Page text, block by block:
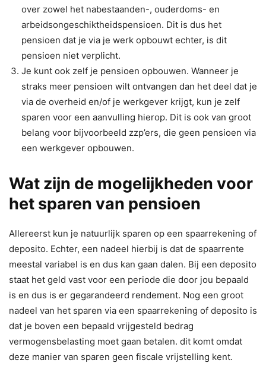
over zowel het nabestaanden-, ouderdoms- en
arbeidsongeschiktheidspensioen. Dit is dus het
pensioen dat je via je werk opbouwt echter, is dit
pensioen niet verplicht.
Je kunt ook zelf je pensioen opbouwen. Wanneer je
straks meer pensioen wilt ontvangen dan het deel dat je
via de overheid en/of je werkgever krijgt, kun je zelf
sparen voor een aanvulling hierop. Dit is ook van groot
belang voor bijvoorbeeld zzp’ers, die geen pensioen via
een werkgever opbouwen.
Wat zijn de mogelijkheden voor
het sparen van pensioen
Allereerst kun je natuurlijk sparen op een spaarrekening of
deposito. Echter, een nadeel hierbij is dat de spaarrente
meestal variabel is en dus kan gaan dalen. Bij een deposito
staat het geld vast voor een periode die door jou bepaald
is en dus is er gegarandeerd rendement. Nog een groot
nadeel van het sparen via een spaarrekening of deposito is
dat je boven een bepaald vrijgesteld bedrag
vermogensbelasting moet gaan betalen. dit komt omdat
deze manier van sparen geen fiscale vrijstelling kent.